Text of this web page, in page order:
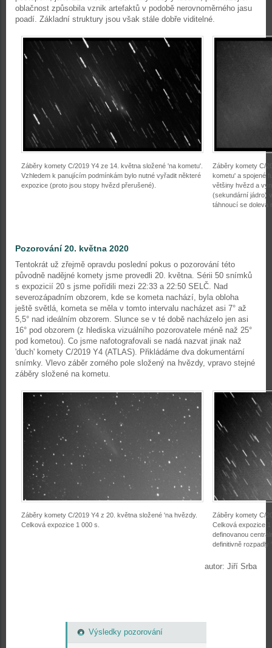
Výsledky pozorování
oblačnost způsobila vznik artefaktů v podobě nerovnoměrného jasu
poadí. Základní struktury jsou však stále dobře viditelné.
Záběry komety C/2019 Y4 ze 14. května složené 'na kometu'.
Vzhledem k panujícím podmínkám bylo nutné vyřadit některé
expozice (proto jsou stopy hvězd přerušené).
Záběry komety C/
kometu' a spojené
většiny hvězd a
(sekundární jádro)
táhnoucí se doleva
Pozorování 20. května 2020
Tentokrát už zřejmě opravdu poslední pokus o pozorování této
původně nadějné komety jsme provedli 20. května. Sérii 50 snímků
s expozicií 20 s jsme pořídili mezi 22:33 a 22:50 SELČ. Nad
severozápadním obzorem, kde se kometa nachází, byla obloha
ještě světlá, kometa se měla v tomto intervalu nacházet asi 7° až
5,5° nad ideálním obzorem. Slunce se v té době nacházelo jen asi
16° pod obzorem (z hlediska vizuálního pozorovatele méně naž 25°
pod kometou). Co jsme nafotografovali se nadá nazvat jinak naž
'duch' komety C/2019 Y4 (ATLAS). Přikládáme dva dokumentární
snímky. Vlevo záběr zorného pole složený na hvězdy, vpravo stejné
záběry složené na kometu.
Záběry komety C/2019 Y4 z 20. května složené 'na hvězdy.
Celková expozice 1 000 s.
Záběry komety C/
Celková expozice
definovanou
definitivně rozpadly
autor: Jiří Srba